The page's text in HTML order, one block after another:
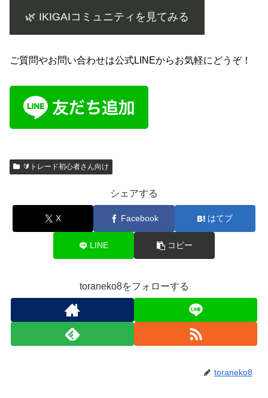
🌿 IKIGAIコミュニティを見てみる
ご質問やお問い合わせは公式LINEからお気軽にどうぞ！
🔰トレード初心者さん向け
シェアする
X Facebook はてブ
LINE コピー
toraneko8をフォローする
toraneko8